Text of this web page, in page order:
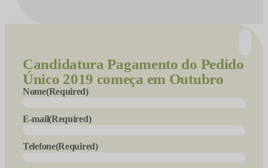
CandidaturaPagamento do Pedido
Único 2019 começa em Outubro
Nome(Required)
E-mail(Required)
Telefone(Required)